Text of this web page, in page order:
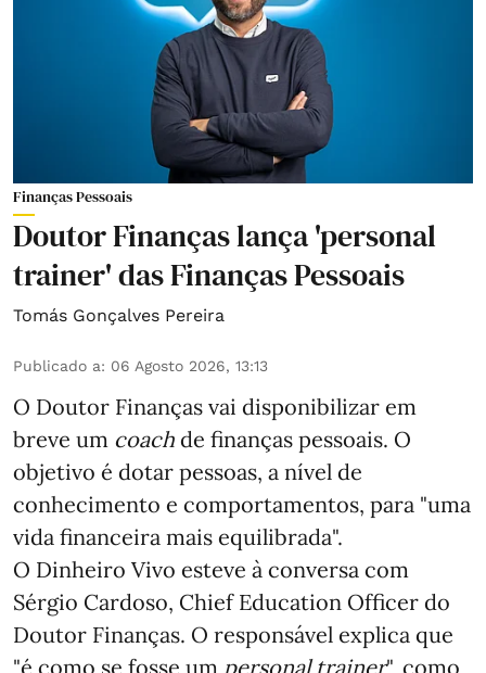
Finanças Pessoais
Doutor Finanças lança 'personal
trainer' das Finanças Pessoais
Tomás Gonçalves Pereira
Publicado a: 06 Agosto 2026, 13:13
O Doutor Finanças vai disponibilizar em
breve um coach de finanças pessoais. O
objetivo é dotar pessoas, a nível de
conhecimento e comportamentos, para "uma
vida financeira mais equilibrada".
O Dinheiro Vivo esteve à conversa com
Sérgio Cardoso, Chief Education Officer do
Doutor Finanças. O responsável explica que
"é como se fosse um personal trainer", como